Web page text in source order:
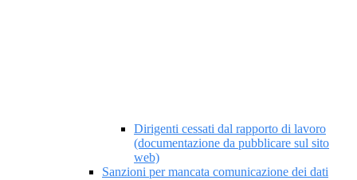
Dirigenti cessati dal rapporto di lavoro
(documentazione da pubblicare sul sito
web)
Sanzioni per mancata comunicazione dei dati